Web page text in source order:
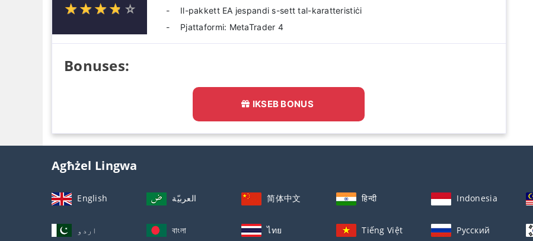
☆☆☆☆ ☆
★★★★ ★
Il-pakkett EA jespandi s-sett tal-karatteristiċi
Pjattaformi: MetaTrader 4
Bonuses:
IKSEB BONUS
Agħżel Lingwa
English العربيّة 简体中文 हिन्दी Indonesia
اردو বাংলা ไทย Tiếng Việt Русский